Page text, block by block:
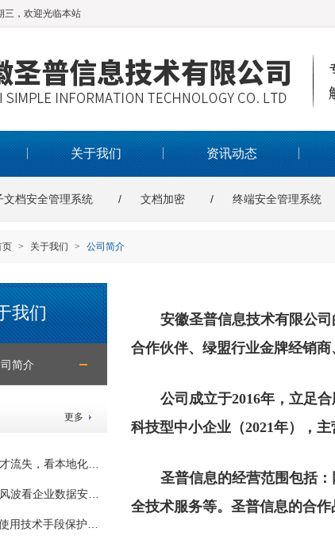
三，欢迎光临本站
关于我们 资讯动态
文档安全管理系统 文档加密 终端安全管理系统
页 > 关于我们 > 公司简介
我们
简介
更多
地化数据安全服务的核心优势
业数据安全的核心价值
手段保护企业商业秘密
安徽圣普信息技术有限公
合作伙伴、绿盟行业金牌经销商
公司成立于2016年，立足
科技型中小企业（2021年），主
圣普信息的经营范围包括
全技术服务等。圣普信息的合作